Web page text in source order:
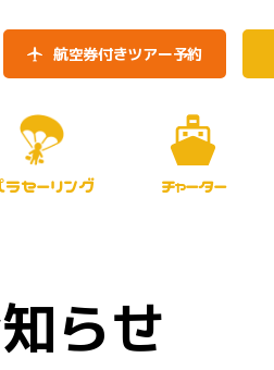
航空券付きツアー予約
ラセーリング チャーター
らせ